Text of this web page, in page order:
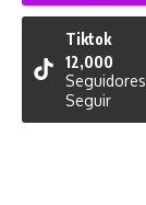
Tiktok
12,000
Seguidores
Seguir